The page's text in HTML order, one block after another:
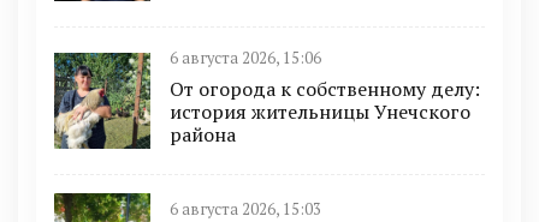
6 августа 2026, 15:06
От огорода к собственному делу:
история жительницы Унечского
района
6 августа 2026, 15:03